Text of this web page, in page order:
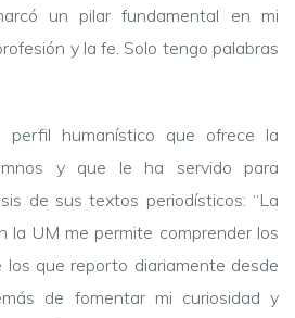
un pilar fundamental en mi
y la fe. Solo tengo palabras
perfil humanístico que ofrece la
y que le ha servido para
de sus textos periodísticos: “La
la UM me permite comprender los
los que reporto diariamente desde
de fomentar mi curiosidad y